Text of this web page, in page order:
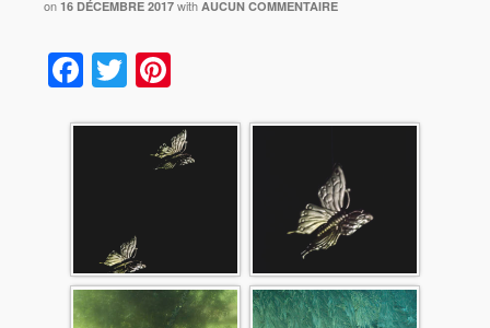
on 16 DÉCEMBRE 2017 with AUCUN COMMENTAIRE
Facebook
Twitter